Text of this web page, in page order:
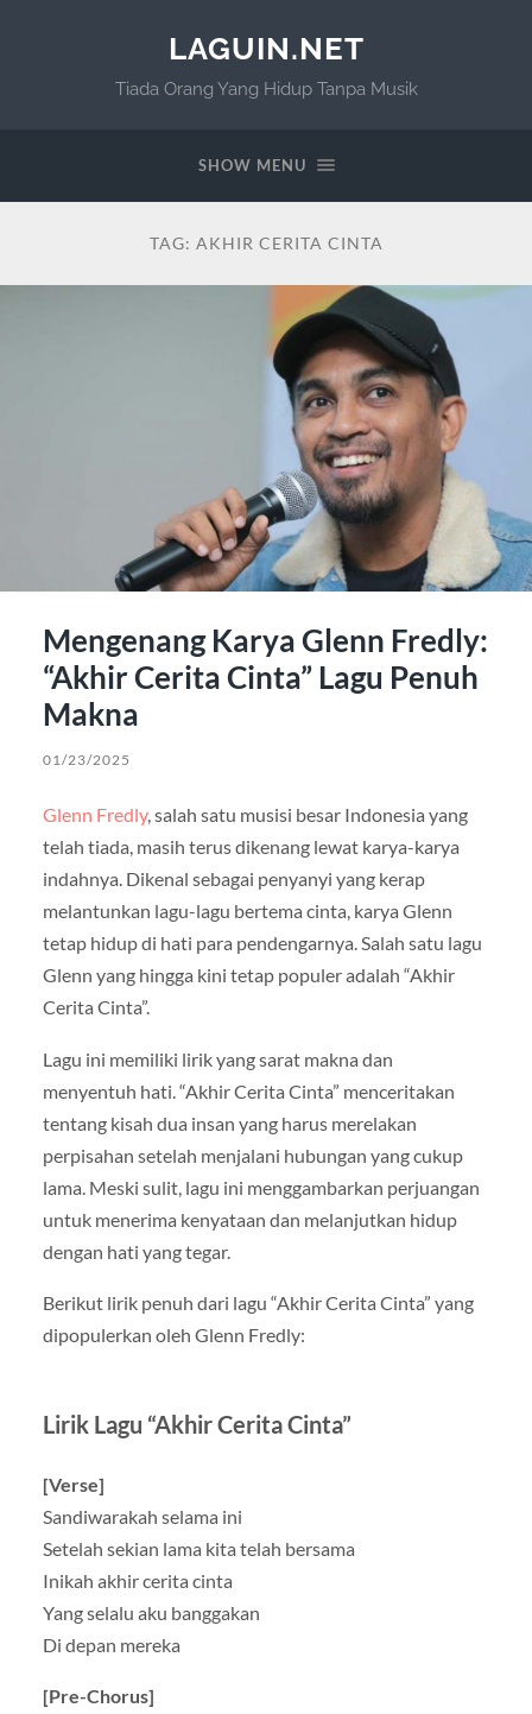
LAGUIN.NET
Tiada Orang Yang Hidup Tanpa Musik
SHOW MENU
TAG: AKHIR CERITA CINTA
Mengenang Karya Glenn Fredly:
“Akhir Cerita Cinta” Lagu Penuh
Makna
01/23/2025
Glenn Fredly, salah satu musisi besar Indonesia yang
telah tiada, masih terus dikenang lewat karya-karya
indahnya. Dikenal sebagai penyanyi yang kerap
melantunkan lagu-lagu bertema cinta, karya Glenn
tetap hidup di hati para pendengarnya. Salah satu lagu
Glenn yang hingga kini tetap populer adalah “Akhir
Cerita Cinta”.
Lagu ini memiliki lirik yang sarat makna dan
menyentuh hati. “Akhir Cerita Cinta” menceritakan
tentang kisah dua insan yang harus merelakan
perpisahan setelah menjalani hubungan yang cukup
lama. Meski sulit, lagu ini menggambarkan perjuangan
untuk menerima kenyataan dan melanjutkan hidup
dengan hati yang tegar.
Berikut lirik penuh dari lagu “Akhir Cerita Cinta” yang
dipopulerkan oleh Glenn Fredly:
Lirik Lagu “Akhir Cerita Cinta”
[Verse]
Sandiwarakah selama ini
Setelah sekian lama kita telah bersama
Inikah akhir cerita cinta
Yang selalu aku banggakan
Di depan mereka
[Pre-Chorus]